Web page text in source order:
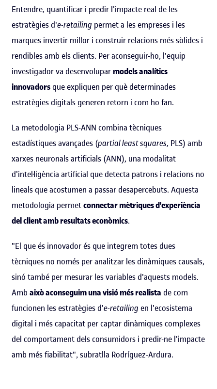
Entendre, quantificar i predir l'impacte real de les
estratègies d'e-retailing permet a les empreses i les
marques invertir millor i construir relacions més sòlides i
rendibles amb els clients. Per aconseguir-ho, l'equip
investigador va desenvolupar models analítics
innovadors que expliquen per què determinades
estratègies digitals generen retorn i com ho fan.
La metodologia PLS-ANN combina tècniques
estadístiques avançades (partial least squares, PLS) amb
xarxes neuronals artificials (ANN), una modalitat
d'intel·ligència artificial que detecta patrons i relacions no
lineals que acostumen a passar desapercebuts. Aquesta
metodologia permetconnectar mètriques d'experiència
del client amb resultats econòmics.
"El que és innovador és que integrem totes dues
tècniques no només per analitzar les dinàmiques causals,
sinó també per mesurar les variables d'aquests models.
Amb això aconseguim una visió més realista de com
funcionen les estratègies d'e-retailing en l'ecosistema
digital i més capacitat per captar dinàmiques complexes
del comportament dels consumidors i predir-ne l'impacte
amb més fiabilitat", subratlla Rodríguez-Ardura.